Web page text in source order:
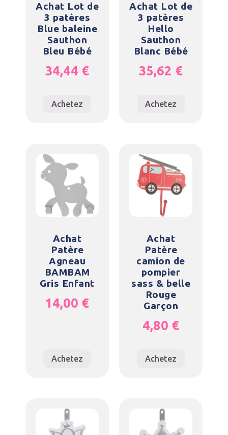
Achat Lot de
3 patères
Blue baleine
Sauthon
Bleu Bébé
34,44 €
Achetez
Achat Lot de
3 patères
Hello
Sauthon
Blanc Bébé
35,62 €
Achetez
Achat
Patère
Agneau
BAMBAM
Gris Enfant
14,00 €
Achetez
Achat
Patère
camion de
pompier
sass & belle
Rouge
Garçon
4,80 €
Achetez